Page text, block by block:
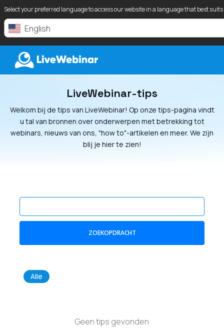
Select your preferred language to access our website in a language that best
English
LIVEWEBINAR.COMLiveWebinar-tips
Welkom bij de tips van LiveWebinar! Op onze tips-pagina vindt
u tal van bronnen over onderwerpen met betrekking tot
webinars, nieuws van ons, "how to"-artikelen en meer. We zijn
blij je hier te zien!
ZOEKOPDRACHT
Alle
Geen tips gevonden